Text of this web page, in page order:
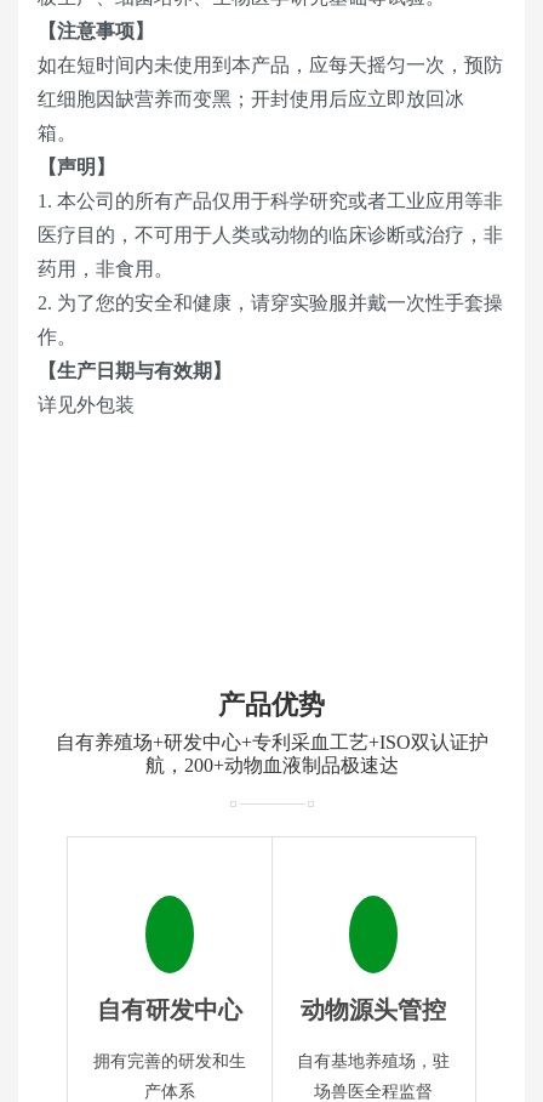
【注意事项】
如在短时间内未使用到本产品，应每天摇匀一次，预防
红细胞因缺营养而变黑；开封使用后应立即放回冰
箱。
【声明】
1. 本公司的所有产品仅用于科学研究或者工业应用等非
医疗目的，不可用于人类或动物的临床诊断或治疗，非
药用，非食用。
2. 为了您的安全和健康，请穿实验服并戴一次性手套操
作。
【生产日期与有效期】
详见外包装
产品优势
自有养殖场+研发中心+专利采血工艺+ISO双认证护
航，200+动物血液制品极速达
自有研发中心
拥有完善的研发和生
产体系
动物源头管控
自有基地养殖场，驻
场兽医全程监督